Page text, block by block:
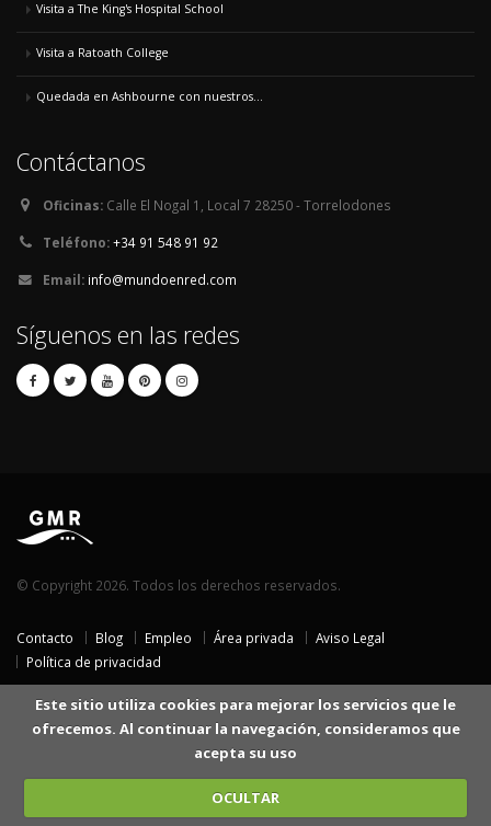
Visita a The King's Hospital School
Visita a Ratoath College
Quedada en Ashbourne con nuestros...
Contáctanos
Oficinas: Calle El Nogal 1, Local 7 28250 - Torrelodones
Teléfono:+34 91 548 91 92
Email: info@mundoenred.com
Síguenos en las redes
© Copyright 2026. Todos los derechos reservados.
Contacto Blog Empleo Área privada
Aviso Legal
Política de privacidad
Este sitio utiliza cookies para mejorar los servicios que le
ofrecemos. Al continuar la navegación, consideramos que
acepta su uso
OCULTAR